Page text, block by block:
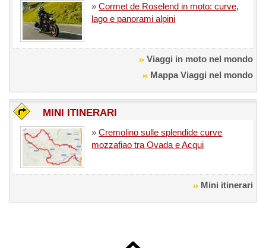
»Cormet de Roselend in moto: curve,
lago e panorami alpini
Viaggi in moto nel mondo
Mappa Viaggi nel mondo
MINI ITINERARI
»Cremolino sulle splendide curve
mozzafiao tra Ovada e Acqui
Mini itinerari